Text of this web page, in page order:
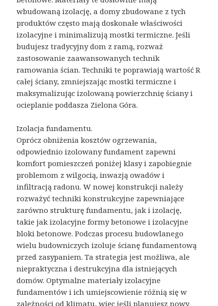
wbudowaną izolację, a domy zbudowane z tych
produktów często mają doskonałe właściwości
izolacyjne i minimalizują mostki termiczne. Jeśli
budujesz tradycyjny dom z ramą, rozważ
zastosowanie zaawansowanych technik
ramowania ścian. Techniki te poprawiają wartość R
całej ściany, zmniejszając mostki termiczne i
maksymalizując izolowaną powierzchnię ściany i
ocieplanie poddasza Zielona Góra.
Izolacja fundamentu.
Oprócz obniżenia kosztów ogrzewania,
odpowiednio izolowany fundament zapewni
komfort pomieszczeń poniżej klasy i zapobiegnie
problemom z wilgocią, inwazją owadów i
infiltracją radonu. W nowej konstrukcji należy
rozważyć techniki konstrukcyjne zapewniające
zarówno strukturę fundamentu, jak i izolację,
takie jak izolacyjne formy betonowe i izolacyjne
bloki betonowe. Podczas procesu budowlanego
wielu budowniczych izoluje ścianę fundamentową
przed zasypaniem. Ta strategia jest możliwa, ale
niepraktyczna i destrukcyjna dla istniejących
domów. Optymalne materiały izolacyjne
fundamentów i ich umiejscowienie różnią się w
zależności od klimatu, więc jeśli planujesz nowy